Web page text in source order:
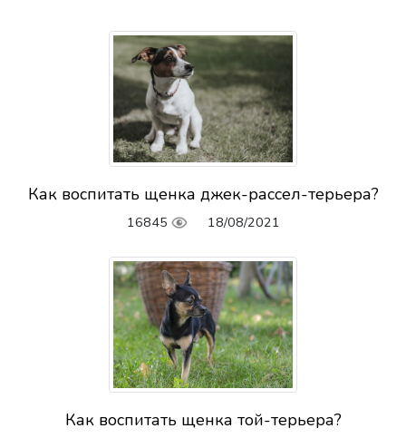
Как воспитать щенка джек-рассел-терьера?
16845 18/08/2021
Как воспитать щенка той-терьера?